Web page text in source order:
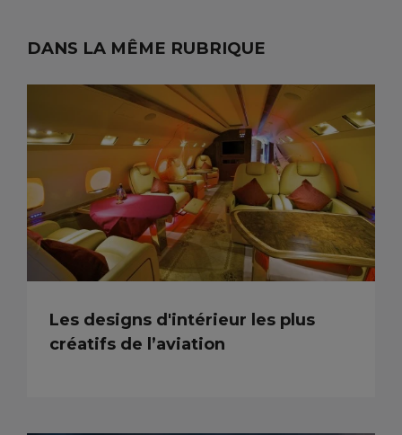
DANS LA MÊME RUBRIQUE
Les designs d'intérieur les plus
créatifs de l’aviation